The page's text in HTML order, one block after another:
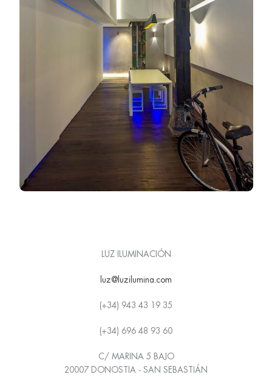
LUZ ILUMINACIÓN
luz@luzilumina.com
(+34) 943 43 19 35
(+34) 696 48 93 60
C/ MARINA 5 BAJO
20007 DONOSTIA - SAN SEBASTIÁN